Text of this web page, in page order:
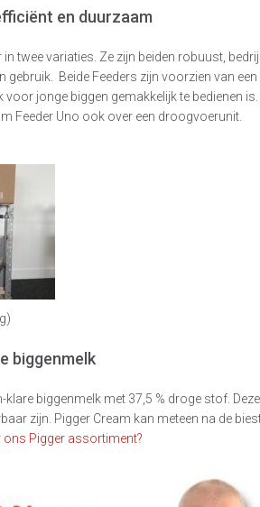
en duurzaam
twee variaties. Ze zijn beiden robuust,
gebruik. Beide Feeders zijn voorzien van
jonge biggen gemakkelijk te bedienen
Feeder Uno ook over een droogvoerunit.
biggenmelk
biggenmelk met 37,5 % droge stof.
zijn. Pigger Cream kan meteen na de
ons Pigger assortiment?